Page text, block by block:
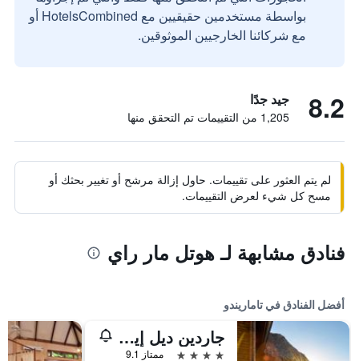
بواسطة مستخدمين حقيقيين مع HotelsCombined أو
مع شركائنا الخارجيين الموثوقين.
8.2 جيد جدًا
1,205 من التقييمات تم التحقق منها
لم يتم العثور على تقييمات. حاول إزالة مرشح أو تغيير بحثك أو
مسح كل شيء لعرض التقييمات.
فنادق مشابهة لـ هوتل مار راي
أفضل الفنادق في تاماريندو
جاردين ديل إيدن بوتيك هوتل - الكبار فقط
4 نجوم
ممتاز 9.1